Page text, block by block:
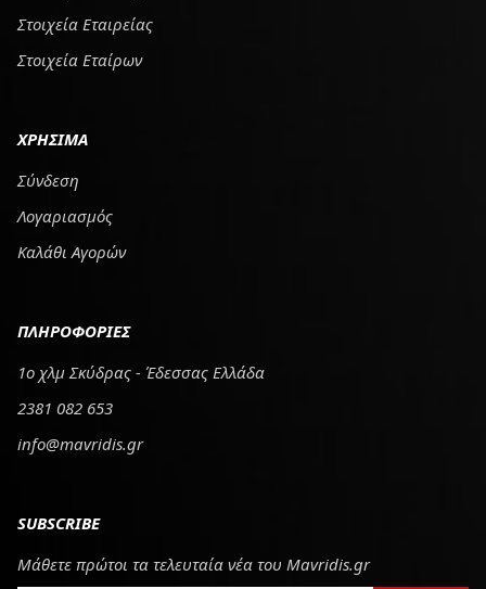
Στοιχεία Εταιρείας
Στοιχεία Εταίρων
ΧΡΗΣΙΜΑ
Σύνδεση
Λογαριασμός
Καλάθι Αγορών
ΠΛΗΡΟΦΟΡΙΕΣ
1ο χλμ Σκύδρας - Έδεσσας Ελλάδα
2381 082 653
info@mavridis.gr
SUBSCRIBE
Μάθετε πρώτοι τα τελευταία νέα του Mavridis.gr